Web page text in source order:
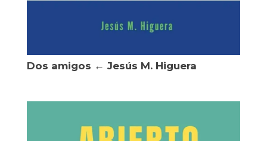
Dos amigos ← Jesús M. Higuera